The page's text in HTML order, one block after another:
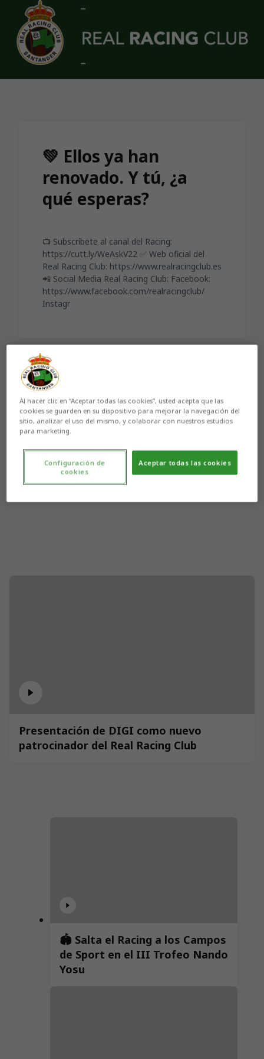
Skip to main content
💚 Ellos ya han
renovado. Y tú, ¿a
qué esperas?
📺 Subscríbete al canal del Racing:
https://cutt.ly/WeAskV22 ✅ Web oficial del
Real Racing Club: https://www.realracingclub.es
📲 Social Media Real Racing Club: Facebook:
https://www.facebook.com/realracingclub/
Instagr
Aún no hay reacciones. ¡Sé el primero!
Presentación de DIGI como nuevo
patrocinador del Real Racing Club
🏟️ Salta el Racing a los Campos
de Sport en el III Trofeo Nando
Yosu
Al hacer clic en “Aceptar todas las cookies”, usted acepta que las
cookies se guarden en su dispositivo para mejorar la navegación del
sitio, analizar el uso del mismo, y colaborar con nuestros estudios
para marketing.
Aceptar todas las cookies
Configuración de
cookies